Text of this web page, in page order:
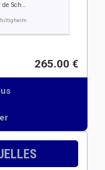
265.00 €